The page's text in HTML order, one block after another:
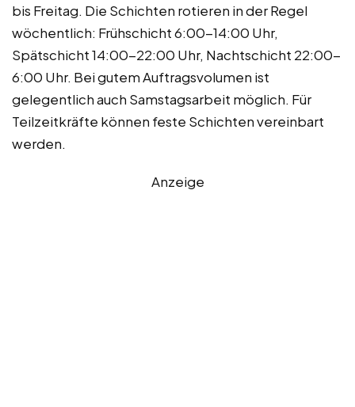
bis Freitag. Die Schichten rotieren in der Regel
wöchentlich: Frühschicht 6:00-14:00 Uhr,
Spätschicht 14:00-22:00 Uhr, Nachtschicht 22:00-
6:00 Uhr. Bei gutem Auftragsvolumen ist
gelegentlich auch Samstagsarbeit möglich. Für
Teilzeitkräfte können feste Schichten vereinbart
werden.
Anzeige